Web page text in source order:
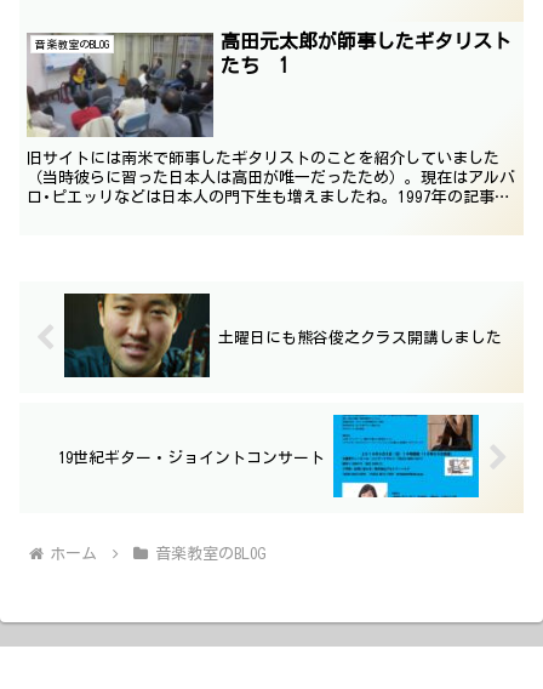
音楽教室のBLOG
高田元太郎が師事したギタリスト
たち 1
旧サイトには南米で師事したギタリストのことを紹介していました
（当時彼らに習った日本人は高田が唯一だったため）。現在はアルバ
ロ･ピエッリなどは日本人の門下生も増えましたね。1997年の記事で
土曜日にも熊谷俊之クラス開講しました
19世紀ギター・ジョイントコンサート
ホーム 音楽教室のBLOG